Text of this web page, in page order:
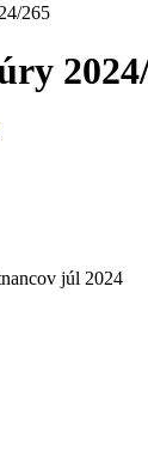
265
júl 2024